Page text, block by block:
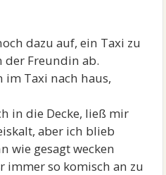
dazu auf, ein Taxi zu
Freundin ab.
Taxi nach haus,
in die Decke, ließ mir
aber ich blieb
wie gesagt wecken
immer so komisch an zu